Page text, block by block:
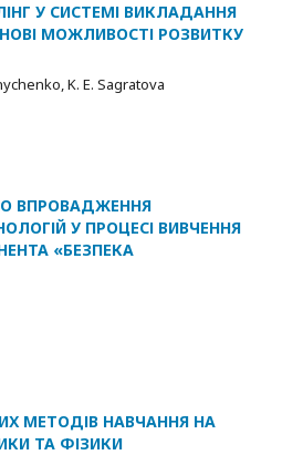
У СИСТЕМІ ВИКЛАДАННЯ
МОЖЛИВОСТІ РОЗВИТКУ
K. E. Sagratova
ВПРОВАДЖЕННЯ
У ПРОЦЕСІ ВИВЧЕННЯ
«БЕЗПЕКА
МЕТОДІВ НАВЧАННЯ НА
ТА ФІЗИКИ